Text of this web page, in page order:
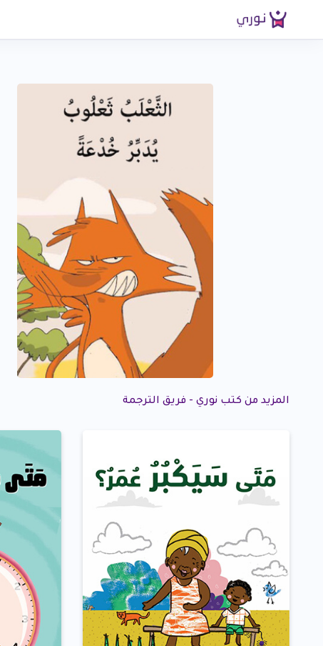
المزيد من كتب نوري - فريق الترجمة